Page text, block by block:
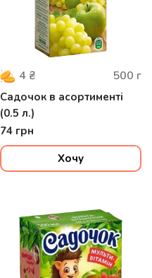
4 ₴ 500 г
Садочок в асортименті
(0.5 л.)
74 грн
Хочу